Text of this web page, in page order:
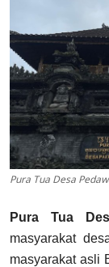
Pura Tua Desa
Pura Tua
masyarakat
masyarakat asli